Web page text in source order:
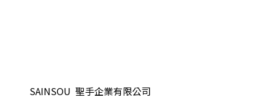
SAINSOU 聖手企業有限公司